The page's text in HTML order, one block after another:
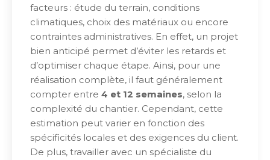
facteurs : étude du terrain, conditions
climatiques, choix des matériaux ou encore
contraintes administratives. En effet, un projet
bien anticipé permet d’éviter les retards et
d’optimiser chaque étape. Ainsi, pour une
réalisation complète, il faut généralement
compter entre 4 et 12 semaines, selon la
complexité du chantier. Cependant, cette
estimation peut varier en fonction des
spécificités locales et des exigences du client.
De plus, travailler avec un spécialiste du